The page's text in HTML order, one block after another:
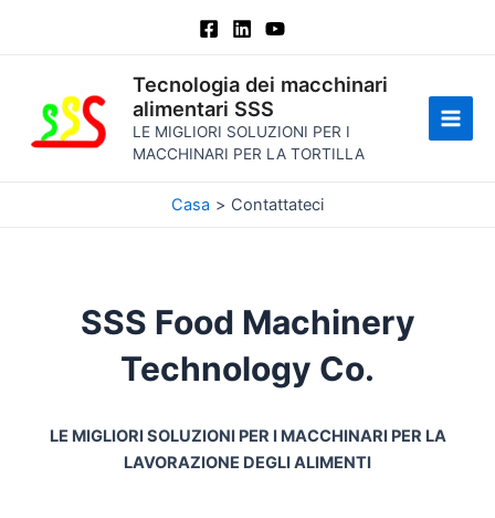
Tecnologia dei macchinari
alimentari SSS
LE MIGLIORI SOLUZIONI PER I
MACCHINARI PER LA TORTILLA
Casa Contattateci
SSS Food Machinery
Technology Co.
LE MIGLIORI SOLUZIONI PER I MACCHINARI PER LA
LAVORAZIONE DEGLI ALIMENTI